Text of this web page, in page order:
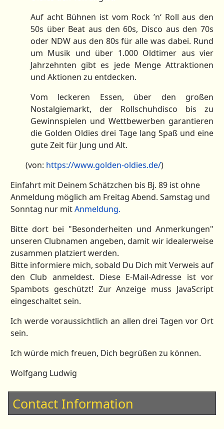
Auf acht Bühnen ist vom Rock ’n‘ Roll aus den
50s über Beat aus den 60s, Disco aus den 70s
oder NDW aus den 80s für alle was dabei. Rund
um Musik und über 1.000 Oldtimer aus vier
Jahrzehnten gibt es jede Menge Attraktionen
und Aktionen zu entdecken.
Vom leckeren Essen, über den großen
Nostalgiemarkt, der Rollschuhdisco bis zu
Gewinnspielen und Wettbewerben garantieren
die Golden Oldies drei Tage lang Spaß und eine
gute Zeit für Jung und Alt.
(von: https://www.golden-oldies.de/)
Einfahrt mit Deinem Schätzchen bis Bj. 89 ist ohne
Anmeldung möglich am Freitag Abend. Samstag und
Sonntag nur mitAnmeldung.
Bitte dort bei "Besonderheiten und Anmerkungen"
unseren Clubnamen angeben, damit wir idealerweise
zusammen platziert werden.
Bitte informiere mich, sobald Du Dich mit Verweis auf
den Club anmeldest. Diese E-Mail-Adresse ist vor
Spambots geschützt! Zur Anzeige muss JavaScript
eingeschaltet sein.
Ich werde voraussichtlich an allen drei Tagen vor Ort
sein.
Ich würde mich freuen, Dich begrüßen zu können.
Wolfgang Ludwig
Contact Information